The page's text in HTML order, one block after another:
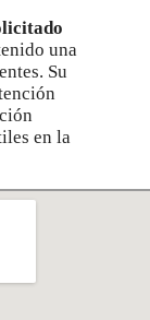
una
Su
en la